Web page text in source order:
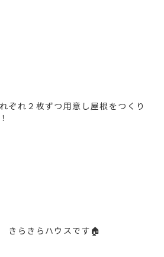
れ２枚ずつ用意し屋根をつくり
きらきらハウスです🏠